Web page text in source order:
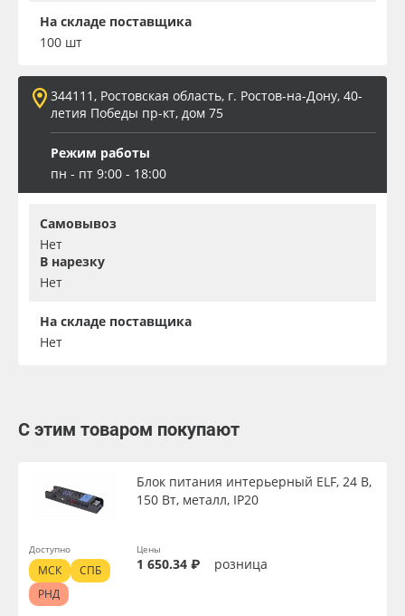
На складе поставщика
100 шт
344111, Ростовская область, г. Ростов-на-Дону, 40-
летия Победы пр-кт, дом 75
Режим работы
пн - пт 9:00 - 18:00
Самовывоз
Нет
В нарезку
Нет
На складе поставщика
Нет
С этим товаром покупают
Блок питания интерьерный ELF, 24 В,
150 Вт, металл, IP20
Цены
1 650.34 ₽ розница
Доступно
МСК
СПБ
РНД